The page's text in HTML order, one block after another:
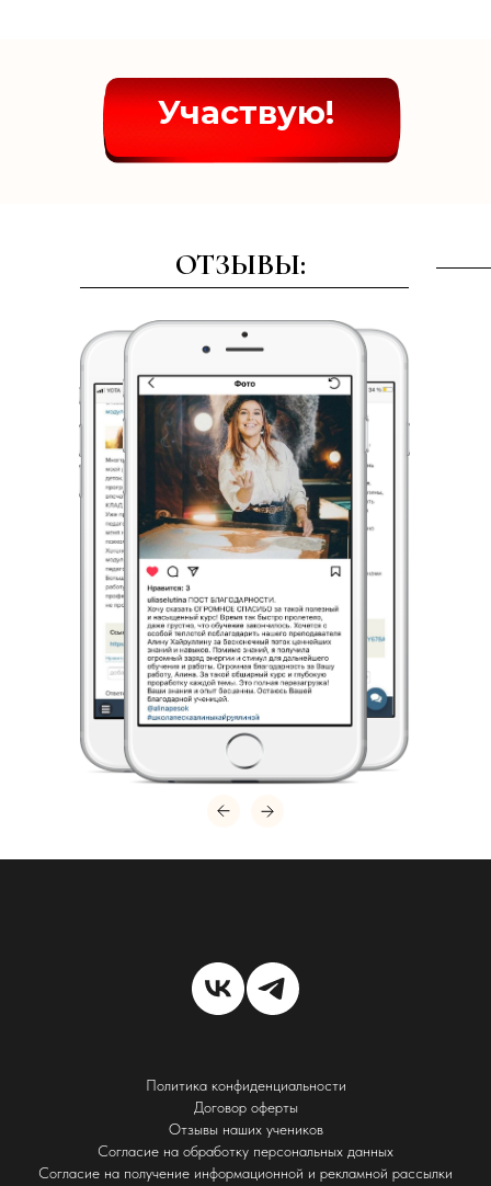
Участвую!
ОТЗЫВЫ:
Политика конфиденциальности
Договор оферты
Отзывы наших учеников
Согласие на обработку персональных данных
Согласие на получение информационной и рекламной рассылки